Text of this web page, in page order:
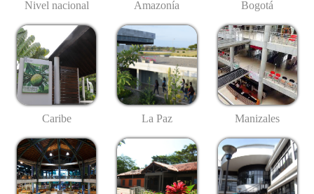
Nivel nacional Amazonía Bogotá
Caribe La Paz Manizales